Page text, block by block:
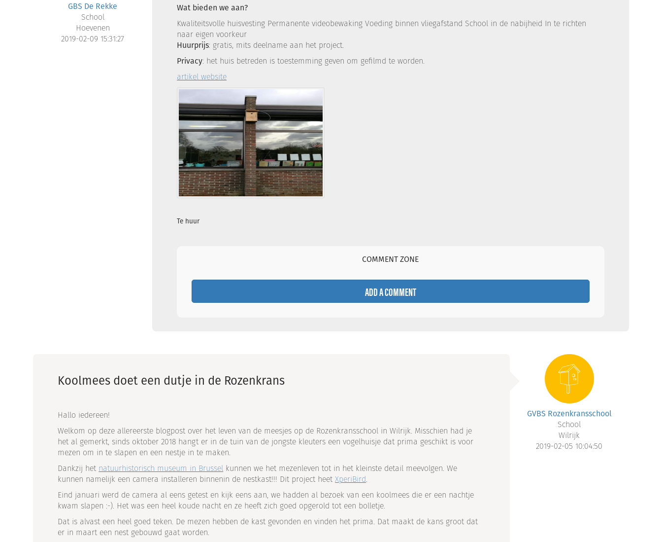
GBS De Rekke
School
Hoevenen
2019-02-09 15:31:27
Wat bieden we aan?
Kwaliteitsvolle huisvesting Permanente videobewaking Voeding binnen vliegafstand School in de nabijheid In te richten
naar eigen voorkeur
Huurprijs: gratis, mits deelname aan het project.
Privacy: het huis betreden is toestemming geven om gefilmd te worden.
artikel website
Te huur
COMMENT ZONE
ADD A COMMENT
GVBS Rozenkransschool
School
Wilrijk
2019-02-05 10:04:50
Koolmees doet een dutje in de Rozenkrans
Hallo iedereen!
Welkom op deze allereerste blogpost over het leven van de meesjes op de Rozenkransschool in Wilrijk. Misschien had je
het al gemerkt, sinds oktober 2018 hangt er in de tuin van de jongste kleuters een vogelhuisje dat prima geschikt is voor
mezen om in te slapen en een nestje in te maken.
Dankzij het natuurhistorisch museum in Brussel kunnen we het mezenleven tot in het kleinste detail meevolgen. We
kunnen namelijk een camera installeren binnenin de nestkast!!! Dit project heetXperiBird.
Eind januari werd de camera al eens getest en kijk eens aan, we hadden al bezoek van een koolmees die er een nachtje
kwam slapen :-). Het was een heel koude nacht en ze heeft zich goed opgerold tot een bolletje.
Dat is alvast een heel goed teken. De mezen hebben de kast gevonden en vinden het prima. Dat maakt de kans groot dat
er in maart een nest gebouwd gaat worden.